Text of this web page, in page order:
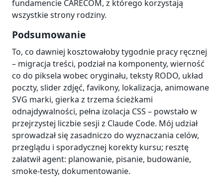
fundamencie CARECOM, z którego korzystają
wszystkie strony rodziny.
Podsumowanie
To, co dawniej kosztowałoby tygodnie pracy ręcznej
– migracja treści, podział na komponenty, wierność
co do piksela wobec oryginału, teksty RODO, układ
poczty, slider zdjęć, favikony, lokalizacja, animowane
SVG marki, gierka z trzema ścieżkami
odnajdywalności, pełna izolacja CSS – powstało w
przejrzystej liczbie sesji z Claude Code. Mój udział
sprowadzał się zasadniczo do wyznaczania celów,
przeglądu i sporadycznej korekty kursu; resztę
załatwił agent: planowanie, pisanie, budowanie,
smoke-testy, dokumentowanie.